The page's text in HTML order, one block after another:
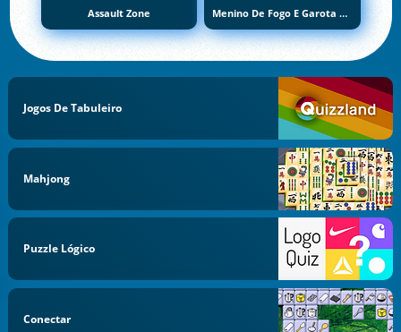
Assault Zone Menino De Fogo E Garota De Água 5: Elementos
Jogos De Tabuleiro
Mahjong
Puzzle Lógico
Conectar